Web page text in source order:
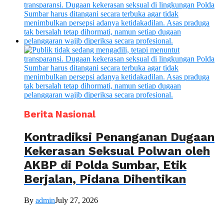
Berita Nasional
Kontradiksi Penanganan Dugaan
Kekerasan Seksual Polwan oleh
AKBP di Polda Sumbar, Etik
Berjalan, Pidana Dihentikan
By adminJuly 27, 2026